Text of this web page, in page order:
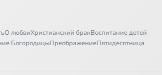
О любвиХристианский бракВоспитание детей
БогородицыПреображениеПятидесятница